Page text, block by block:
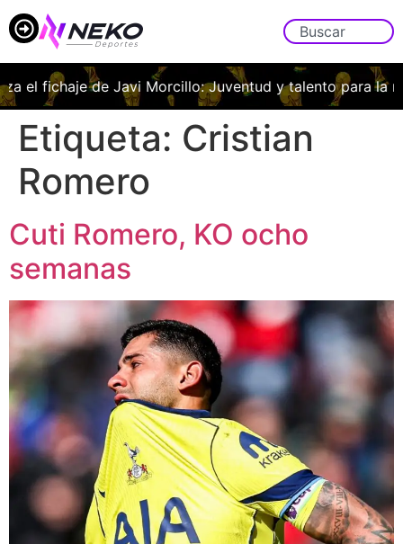
el fichaje de Javi Morcillo: Juventud y talento para la
Etiqueta: Cristian
Romero
Cuti Romero, KO ocho
semanas